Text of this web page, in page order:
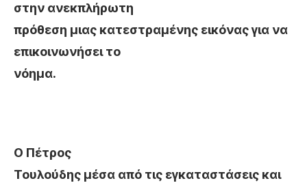
στην ανεκπλήρωτη
πρόθεση μιας κατεστραμένης εικόνας για να
επικοινωνήσει το
νόημα.
Ο Πέτρος
Τουλούδης μέσα από τις εγκαταστάσεις και